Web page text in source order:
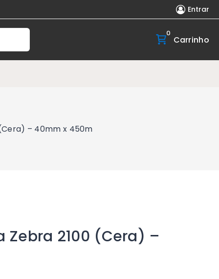
Entrar
0
Carrinho
– 40mm x 450m
2100 (Cera) –